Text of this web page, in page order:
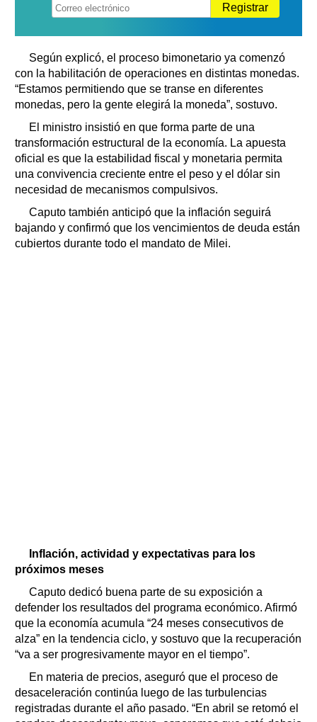
Registrar
Según explicó, el proceso bimonetario ya comenzó
con la habilitación de operaciones en distintas monedas.
“Estamos permitiendo que se transe en diferentes
monedas, pero la gente elegirá la moneda”, sostuvo.
El ministro insistió en que forma parte de una
transformación estructural de la economía. La apuesta
oficial es que la estabilidad fiscal y monetaria permita
una convivencia creciente entre el peso y el dólar sin
necesidad de mecanismos compulsivos.
Caputo también anticipó que la inflación seguirá
bajando y confirmó que los vencimientos de deuda están
cubiertos durante todo el mandato de Milei.
Inflación, actividad y expectativas para los
próximos meses
Caputo dedicó buena parte de su exposición a
defender los resultados del programa económico. Afirmó
que la economía acumula “24 meses consecutivos de
alza” en la tendencia ciclo, y sostuvo que la recuperación
“va a ser progresivamente mayor en el tiempo”.
En materia de precios, aseguró que el proceso de
desaceleración continúa luego de las turbulencias
registradas durante el año pasado. “En abril se retomó el